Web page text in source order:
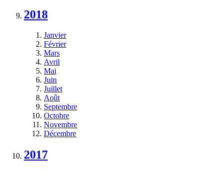
2018
Janvier
Février
Mars
Avril
Mai
Juin
Juillet
Août
Septembre
Octobre
Novembre
Décembre
2017